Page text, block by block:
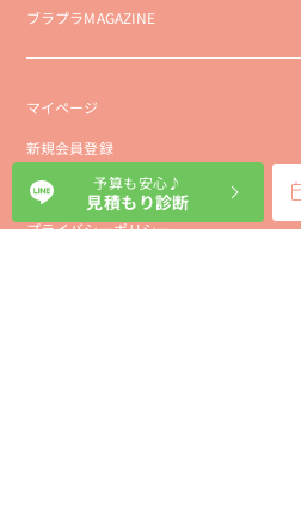
ブラプラMAGAZINE
マイページ
新規会員登録
会社概要
プライバシーポリシー
予算も安心♪
見積もり診断